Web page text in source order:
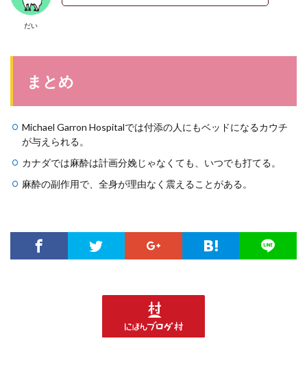
だい
まとめ
Michael Garron Hospitalでは付添の人にもベッドになるカウチ
が与えられる。
カナダでは麻酔は計画分娩じゃなくても、いつでも打てる。
麻酔の副作用で、全身が理由なく震えることがある。